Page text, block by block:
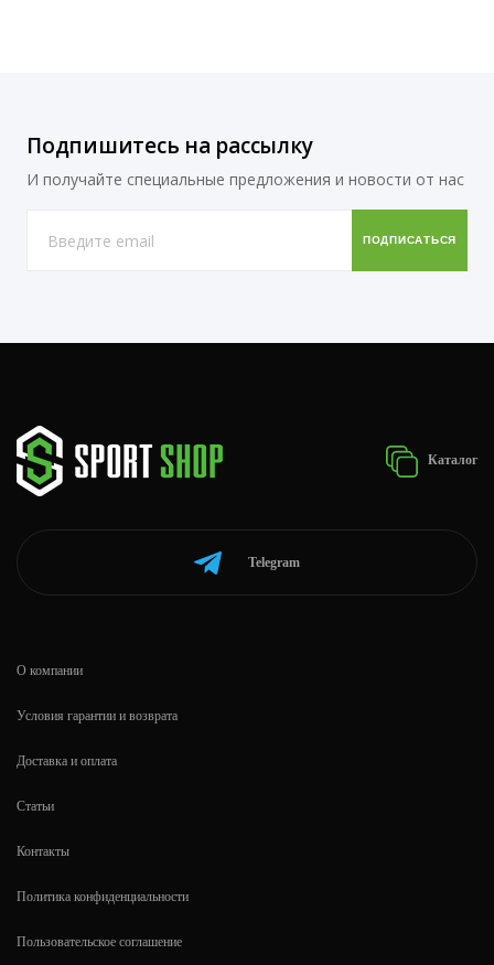
Подпишитесь на рассылку
И получайте специальные предложения и новости от нас
Каталог
Telegram
О компании
Условия гарантии и возврата
Доставка и оплата
Статьи
Контакты
Политика конфиденциальности
Пользовательское соглашение